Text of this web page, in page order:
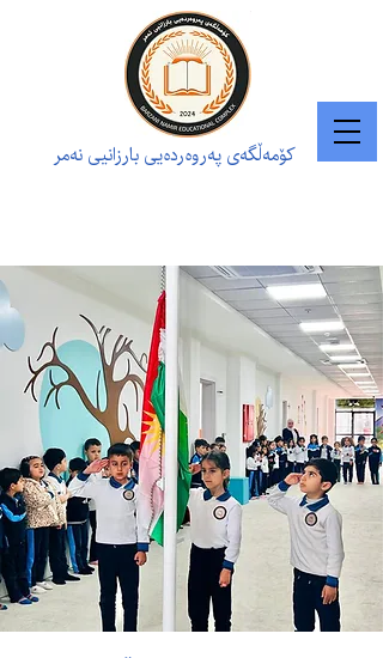
کۆمەڵگەی پەروەردەیی بارزانیی نەمر